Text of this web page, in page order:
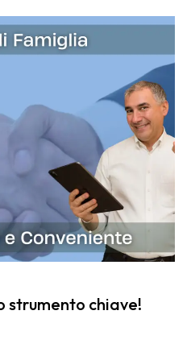
strumento chiave!